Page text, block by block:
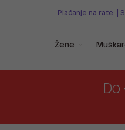
Plaćanje na rate
Žene